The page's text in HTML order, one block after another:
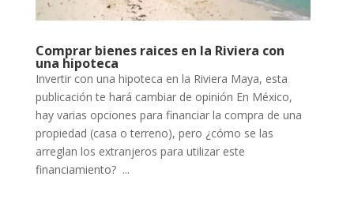
Comprar bienes raices en la Riviera con
una hipoteca
Invertir con una hipoteca en la Riviera Maya, esta
publicación te hará cambiar de opinión En México,
hay varias opciones para financiar la compra de una
propiedad (casa o terreno), pero ¿cómo se las
arreglan los extranjeros para utilizar este
financiamiento? ...